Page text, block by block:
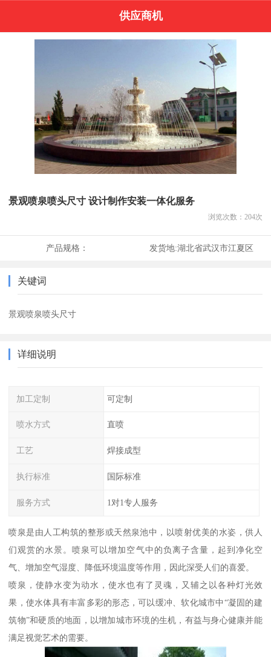
供应商机
景观喷泉喷头尺寸 设计制作安装一体化服务
浏览次数： 204次
产品规格： 发货地:湖北省武汉市江夏区
关键词
景观喷泉喷头尺寸
详细说明
加工定制 可定制
喷水方式 直喷
工艺 焊接成型
执行标准 国际标准
服务方式 1对1专人服务
喷泉是由人工构筑的整形或天然泉池中，以喷射优美的水姿，供人
们观赏的水景。喷泉可以增加空气中的负离子含量，起到净化空
气、增加空气湿度、降低环境温度等作用，因此深受人们的喜爱。
喷泉，使静水变为动水，使水也有了灵魂，又辅之以各种灯光效
果，使水体具有丰富多彩的形态，可以缓冲、软化城市中“凝固的建
筑物”和硬质的地面，以增加城市环境的生机，有益与身心健康并能
满足视觉艺术的需要。